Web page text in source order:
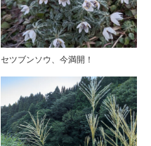
セツブンソウ、今満開！